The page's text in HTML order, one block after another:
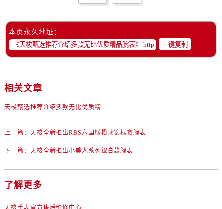
内蒙古自治区通辽市科尔沁区明仁大街售后服务中心（需提前预约）
山西省临汾市尧都区解放路售后服务中心（需提前预约）
本页永久地址：
一键复制
相关文章
天梭甄选推荐介绍多款无比优质精品腕表
上一篇： 天梭全新推出RBS六国橄榄球锦标赛腕表
下一篇： 天梭全新推出小美人系列银白款腕表
了解更多
天梭手表官方售后维修中心